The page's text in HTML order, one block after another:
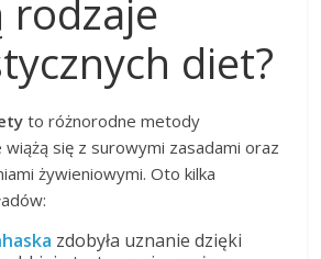
rodzaje
diet?
to różnorodne metody
się z surowymi zasadami oraz
żywieniowymi. Oto kilka
zdobyła uznanie dzięki